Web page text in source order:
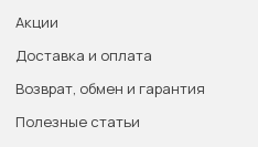
Акции
Доставка и оплата
Возврат, обмен и гарантия
Полезные статьи